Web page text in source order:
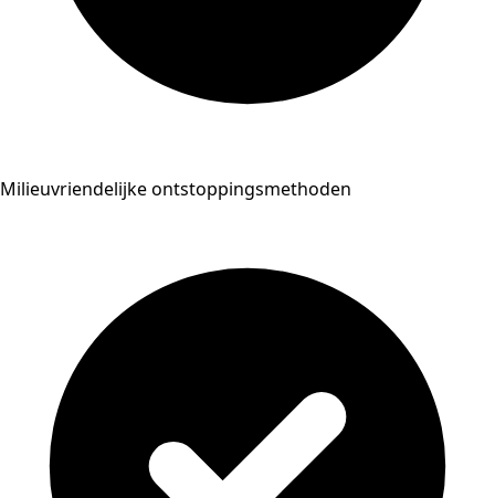
Milieuvriendelijke ontstoppingsmethoden